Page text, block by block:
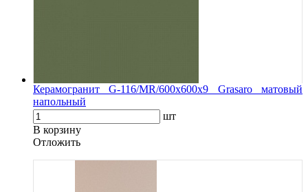
Керамогранит G-116/MR/600x600x9 Grasaro матовый
напольный
шт
В корзину
Oтложить